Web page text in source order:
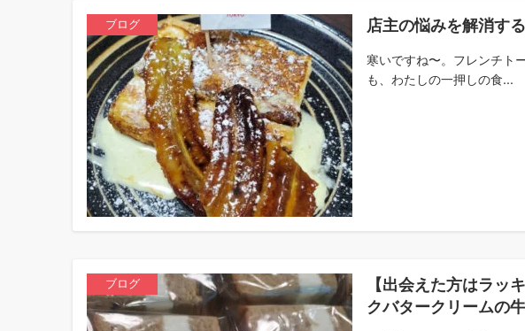
ブログ 店主の悩みを解消す
寒いですね〜。フレンチト
も、わたしの一押しの食...
ブログ
【出会えた方はラッ
クバタークリーム